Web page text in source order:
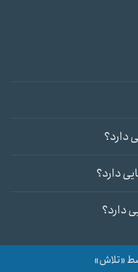
دارد؟
دارد؟
دارد؟
«تلاش»